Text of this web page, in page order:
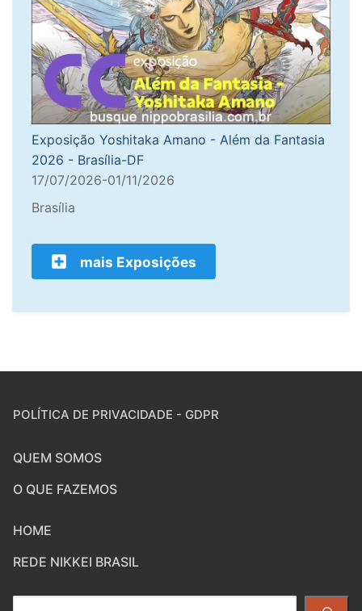
Exposição Yoshitaka Amano - Além da Fantasia
2026 - Brasília-DF
17/07/2026-01/11/2026
Brasília
mais Exposições
POLÍTICA DE PRIVACIDADE - GDPR
QUEM SOMOS
O QUE FAZEMOS
HOME
REDE NIKKEI BRASIL